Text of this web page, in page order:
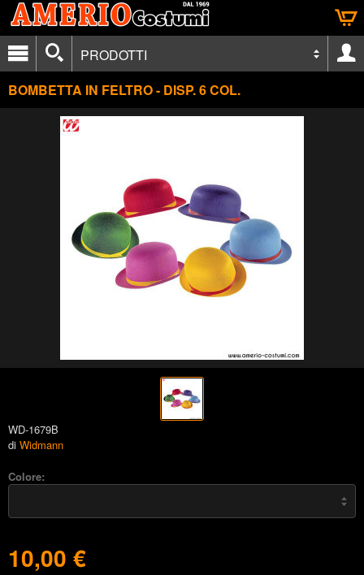
PRODOTTI
BOMBETTA IN FELTRO - DISP. 6 COL.
WD-1679B
di Widmann
Colore:
10,00 €